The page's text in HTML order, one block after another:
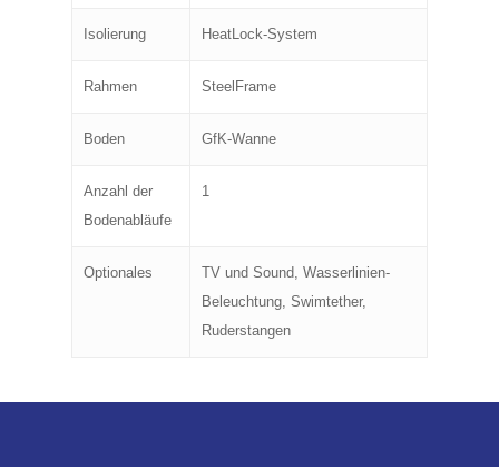
Isolierung HeatLock-System
Rahmen SteelFrame
Boden GfK-Wanne
Anzahl der
Bodenabläufe
1
Optionales
TV und Sound, Wasserlinien-
Beleuchtung, Swimtether,
Ruderstangen